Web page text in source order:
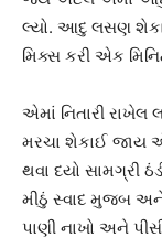
લ્યો. આદુ લસણ
મિક્સ કરી એક
એમાં નિતારી રાખેલ
મરચા શેકાઈ જાય
થવા દયો સામગ્રી
મીઠું સ્વાદ મુજબ
પાણી નાખો અને